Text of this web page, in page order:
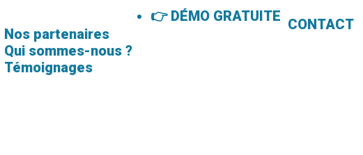
Nos partenaires
Qui sommes-nous ?
Témoignages
👉 DÉMO GRATUITE CONTACT